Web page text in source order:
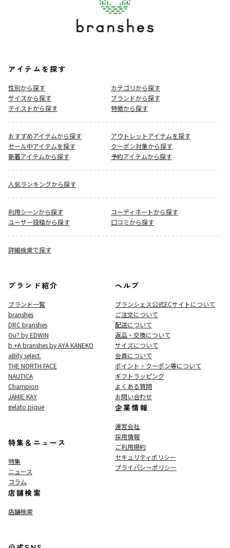
アイテムを探す
性別から探す
カテゴリから探す
サイズから探す
ブランドから探す
テイストから探す
特徴から探す
おすすめアイテムから探す
アウトレットアイテムを探す
セール中アイテムを探す
クーポン対象から探す
新着アイテムから探す
予約アイテムから探す
人気ランキングから探す
利用シーンから探す
コーディネートから探す
ユーザー投稿から探す
口コミから探す
詳細検索で探す
ブランド紹介
ブランド一覧
branshes
DRC branshes
Ou? by EDWIN
b.+A branshes by AYA KANEKO
aBity select.
THE NORTH FACE
NAUTICA
Champion
JAMIE KAY
gelato pique
特集＆ニュース
特集
ニュース
コラム
店舗検索
店舗検索
ヘルプ
ブランシェス公式ECサイトについて
ご注文について
配送について
返品・交換について
サイズについて
会員について
ポイント・クーポン等について
ギフトラッピング
よくある質問
お問い合わせ
企業情報
運営会社
採用情報
ご利用規約
セキュリティポリシー
プライバシーポリシー